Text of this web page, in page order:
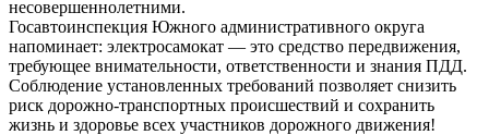
несовершеннолетними.
Госавтоинспекция Южного административного округа
напоминает: электросамокат — это средство передвижения,
требующее внимательности, ответственности и знания ПДД.
Соблюдение установленных требований позволяет снизить
риск дорожно-транспортных происшествий и сохранить
жизнь и здоровье всех участников дорожного движения!